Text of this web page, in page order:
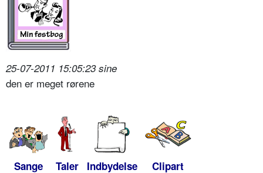
25-07-2011 15:05:23 sine
den er meget rørene
Sange Taler Indbydelse Clipart